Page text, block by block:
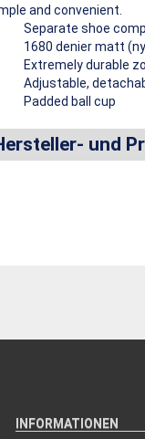
and convenient.
Separate shoe
1680 denier matt
Extremely durable
Adjustable,
Padded ball cup
und
INFORMATIONEN